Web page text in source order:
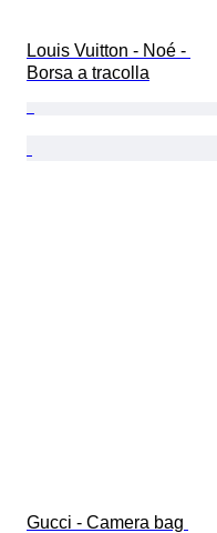
Louis Vuitton - Noé -
Borsa a tracolla
Gucci - Camera bag